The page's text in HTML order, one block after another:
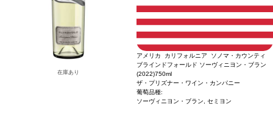
在庫あり
アメリカ カリフォルニア ソノマ・カウンティ
ブラインドフォールド ソーヴィニヨン・ブラン
(2022)750ml
ザ・プリズナー・ワイン・カンパニー
葡萄品種:
ソーヴィニヨン・ブラン, セミヨン